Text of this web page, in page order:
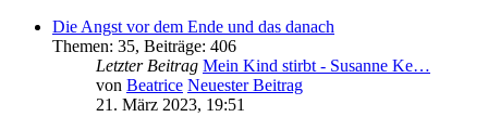
Die Angst vor dem Ende und das danach
Themen: 35, Beiträge: 406
Letzter Beitrag Mein Kind stirbt - Susanne Ke…
von Beatrice Neuester Beitrag
21. März 2023, 19:51